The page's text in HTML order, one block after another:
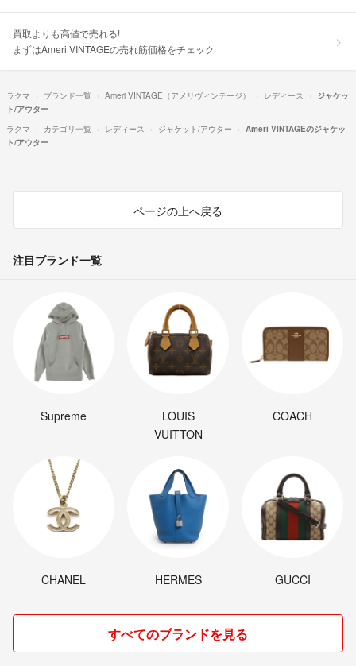
買取よりも高値で売れる!
まずはAmeri VINTAGEの売れ筋価格をチェック
ラクマ ブランド一覧 Ameri VINTAGE（アメリヴィンテージ） レディース
ジャケッ
ト/アウター
ラクマ
カテゴリ一覧 レディース ジャケット/アウター
Ameri VINTAGEのジャケッ
ト/アウター
ページの上へ戻る
注目ブランド一覧
Supreme
LOUIS
VUITTON
COACH
CHANEL HERMES GUCCI
すべてのブランドを見る